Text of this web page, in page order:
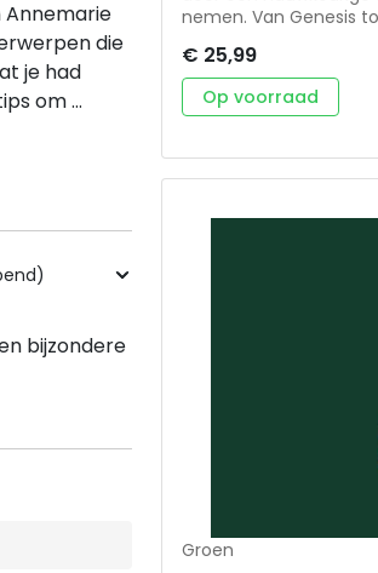
Annemarie
die
je had
om ...
bijzondere
nemen. Van Genesis
gelezen kunnen
dagstukje aan de
verwijsteksten uit de
inspireren,
Formaat: 15x22 cm
€ 25,99
Op voorraad
Groen